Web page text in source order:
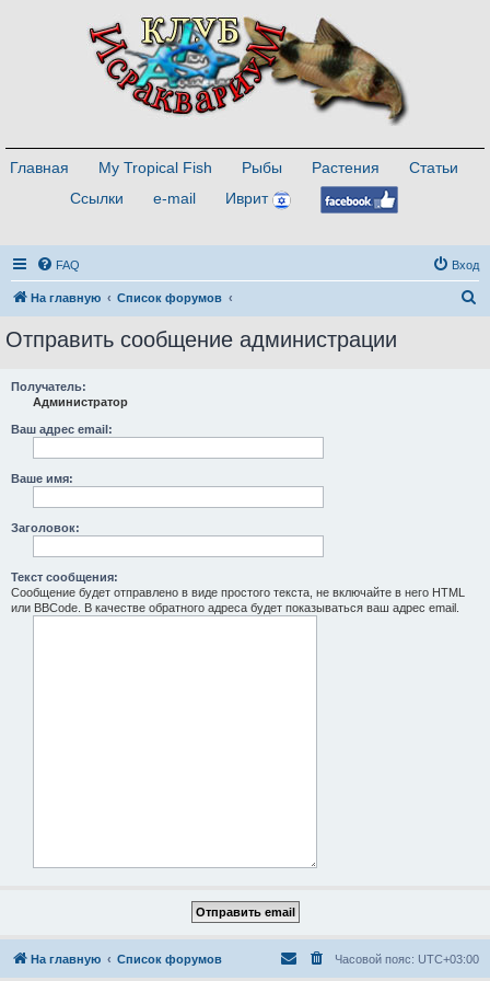
Главная My Tropical Fish Рыбы Растения
Статьи
Ссылки
e-mail Иврит
FAQ Вход
На главную Список форумов
Отправить сообщение администрации
Получатель:
Администратор
Ваш адрес email:
Ваше имя:
Заголовок:
Текст сообщения:
Сообщение будет отправлено в виде простого текста, не включайте в него HTML
или BBCode. В качестве обратного адреса будет показываться ваш адрес email.
На главную Список форумов Часовой пояс: UTC+03:00